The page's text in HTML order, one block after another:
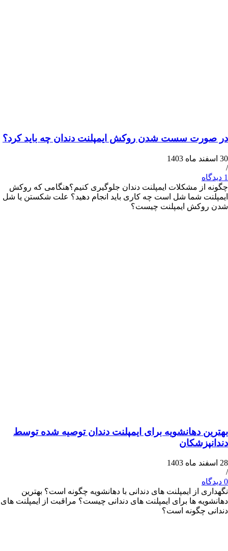
سست شدن روکش ایمپلنت دندان چه باید کرد؟
مشکلات ایمپلنت دندان جلوگیری کنیم؟هنگامی که روکش
شما شل است چه کاری باید انجام دهید؟ علت شکستن یا شل
ایمپلنت چیست؟
دهانشویه برای ایمپلنت دندان توصیه شده توسط
از ایمپلنت های دندانی با دهانشویه چگونه است؟ بهترین
ها برای ایمپلنت های دندانی چیست؟ مراقبت از ایمپلنت های
چگونه است؟